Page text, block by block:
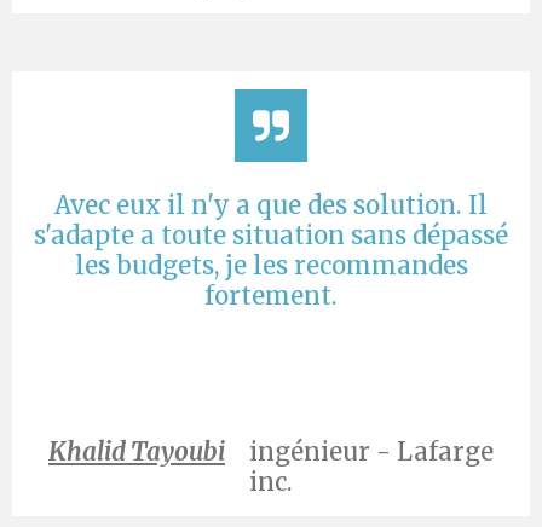
Avec eux il n'y a que des solution. Il
s'adapte a toute situation sans dépassé
les budgets, je les recommandes
fortement.
Khalid Tayoubi ingénieur - Lafarge
inc.